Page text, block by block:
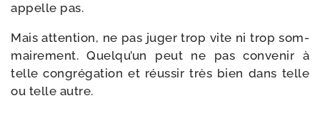
appelle pas.
Mais atten­tion, ne pas juger trop vite ni trop som­
mai­re­ment. Quelqu’un peut ne pas conve­nir à
telle congré­ga­tion et réus­sir très bien dans telle
ou telle autre.